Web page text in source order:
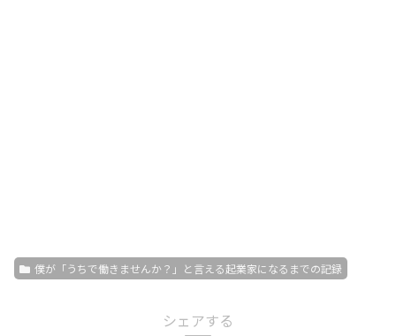
僕が「うちで働きませんか？」と言える起業家になるまでの記録
シェアする